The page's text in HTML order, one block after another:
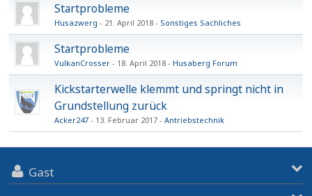
Startprobleme
Husazwerg 21. April 2018 Sonstiges Sachliches
Startprobleme
VulkanCrosser 18. April 2018 Husaberg Forum
Kickstarterwelle klemmt und springt nicht in
Grundstellung zurück
Acker247 13. Februar 2017 Antriebstechnik
Gast